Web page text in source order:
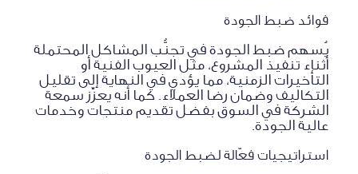
فوائد ضبط الجودة
يُسهم ضبط الجودة في تجنُّب المشاكل المحتملة
أثناء تنفيذ المشروع، مثل العيوب الفنية أو
التأخيرات الزمنية، مما يؤدي في النهاية إلى تقليل
التكاليف وضمان رضا العملاء. كما أنه يعزِّز سمعة
الشركة في السوق بفضل تقديم منتجات وخدمات
عالية الجودة.
استراتيجيات فعّالة لضبط الجودة